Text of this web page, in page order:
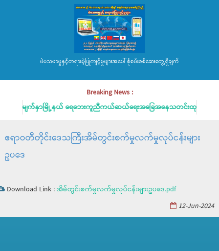
မဲမသမာမှုနှင့်တရားမဲ့ပြုကျင့်မှုများအပေါ် စုံစမ်းစစ်ဆေးတွေ့ရှိချက်
Breaking News :
လေးမျက်နှာမြို့နယ် ရေဘေးကူညီကယ်ဆယ်ရေးအခြေအနေသတင်းထုတ်ပြန်ခြင်း
ဧရာဝတီတိုင်းဒေသကြီးအိမ်တွင်းစက်မှုလက်မှုလုပ်ငန်းများ
ဥပဒေ
Download Link :အိမ်တွင်းစက်မှုလက်မှုလုပ်ငန်းများဥပဒေ.pdf
12-Jun-2024